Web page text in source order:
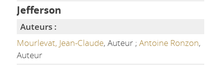
Jefferson
Auteurs :
Mourlevat, Jean-Claude, Auteur ; Antoine Ronzon,
Auteur